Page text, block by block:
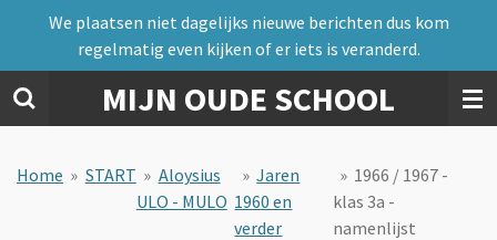
naar
de
hoofdinhoud
MIJN OUDE SCHOOL
We plaatsen niet dagelijks nieuwe berichten dus kom
regelmatig even kijken of er iets is veranderd.
Home » START » Aloysius
ULO - MULO
» Jaren
1960 en
verder
» 1966 / 1967 -
klas 3a -
namenlijst